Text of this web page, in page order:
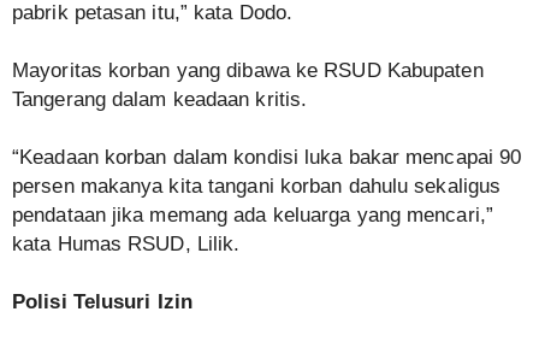
pabrik petasan itu,” kata Dodo.
Mayoritas korban yang dibawa ke RSUD Kabupaten
Tangerang dalam keadaan kritis.
“Keadaan korban dalam kondisi luka bakar mencapai 90
persen makanya kita tangani korban dahulu sekaligus
pendataan jika memang ada keluarga yang mencari,”
kata Humas RSUD, Lilik.
Polisi Telusuri Izin